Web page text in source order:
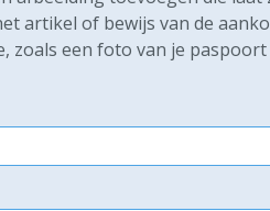
artikel of bewijs van de
zoals een foto van je